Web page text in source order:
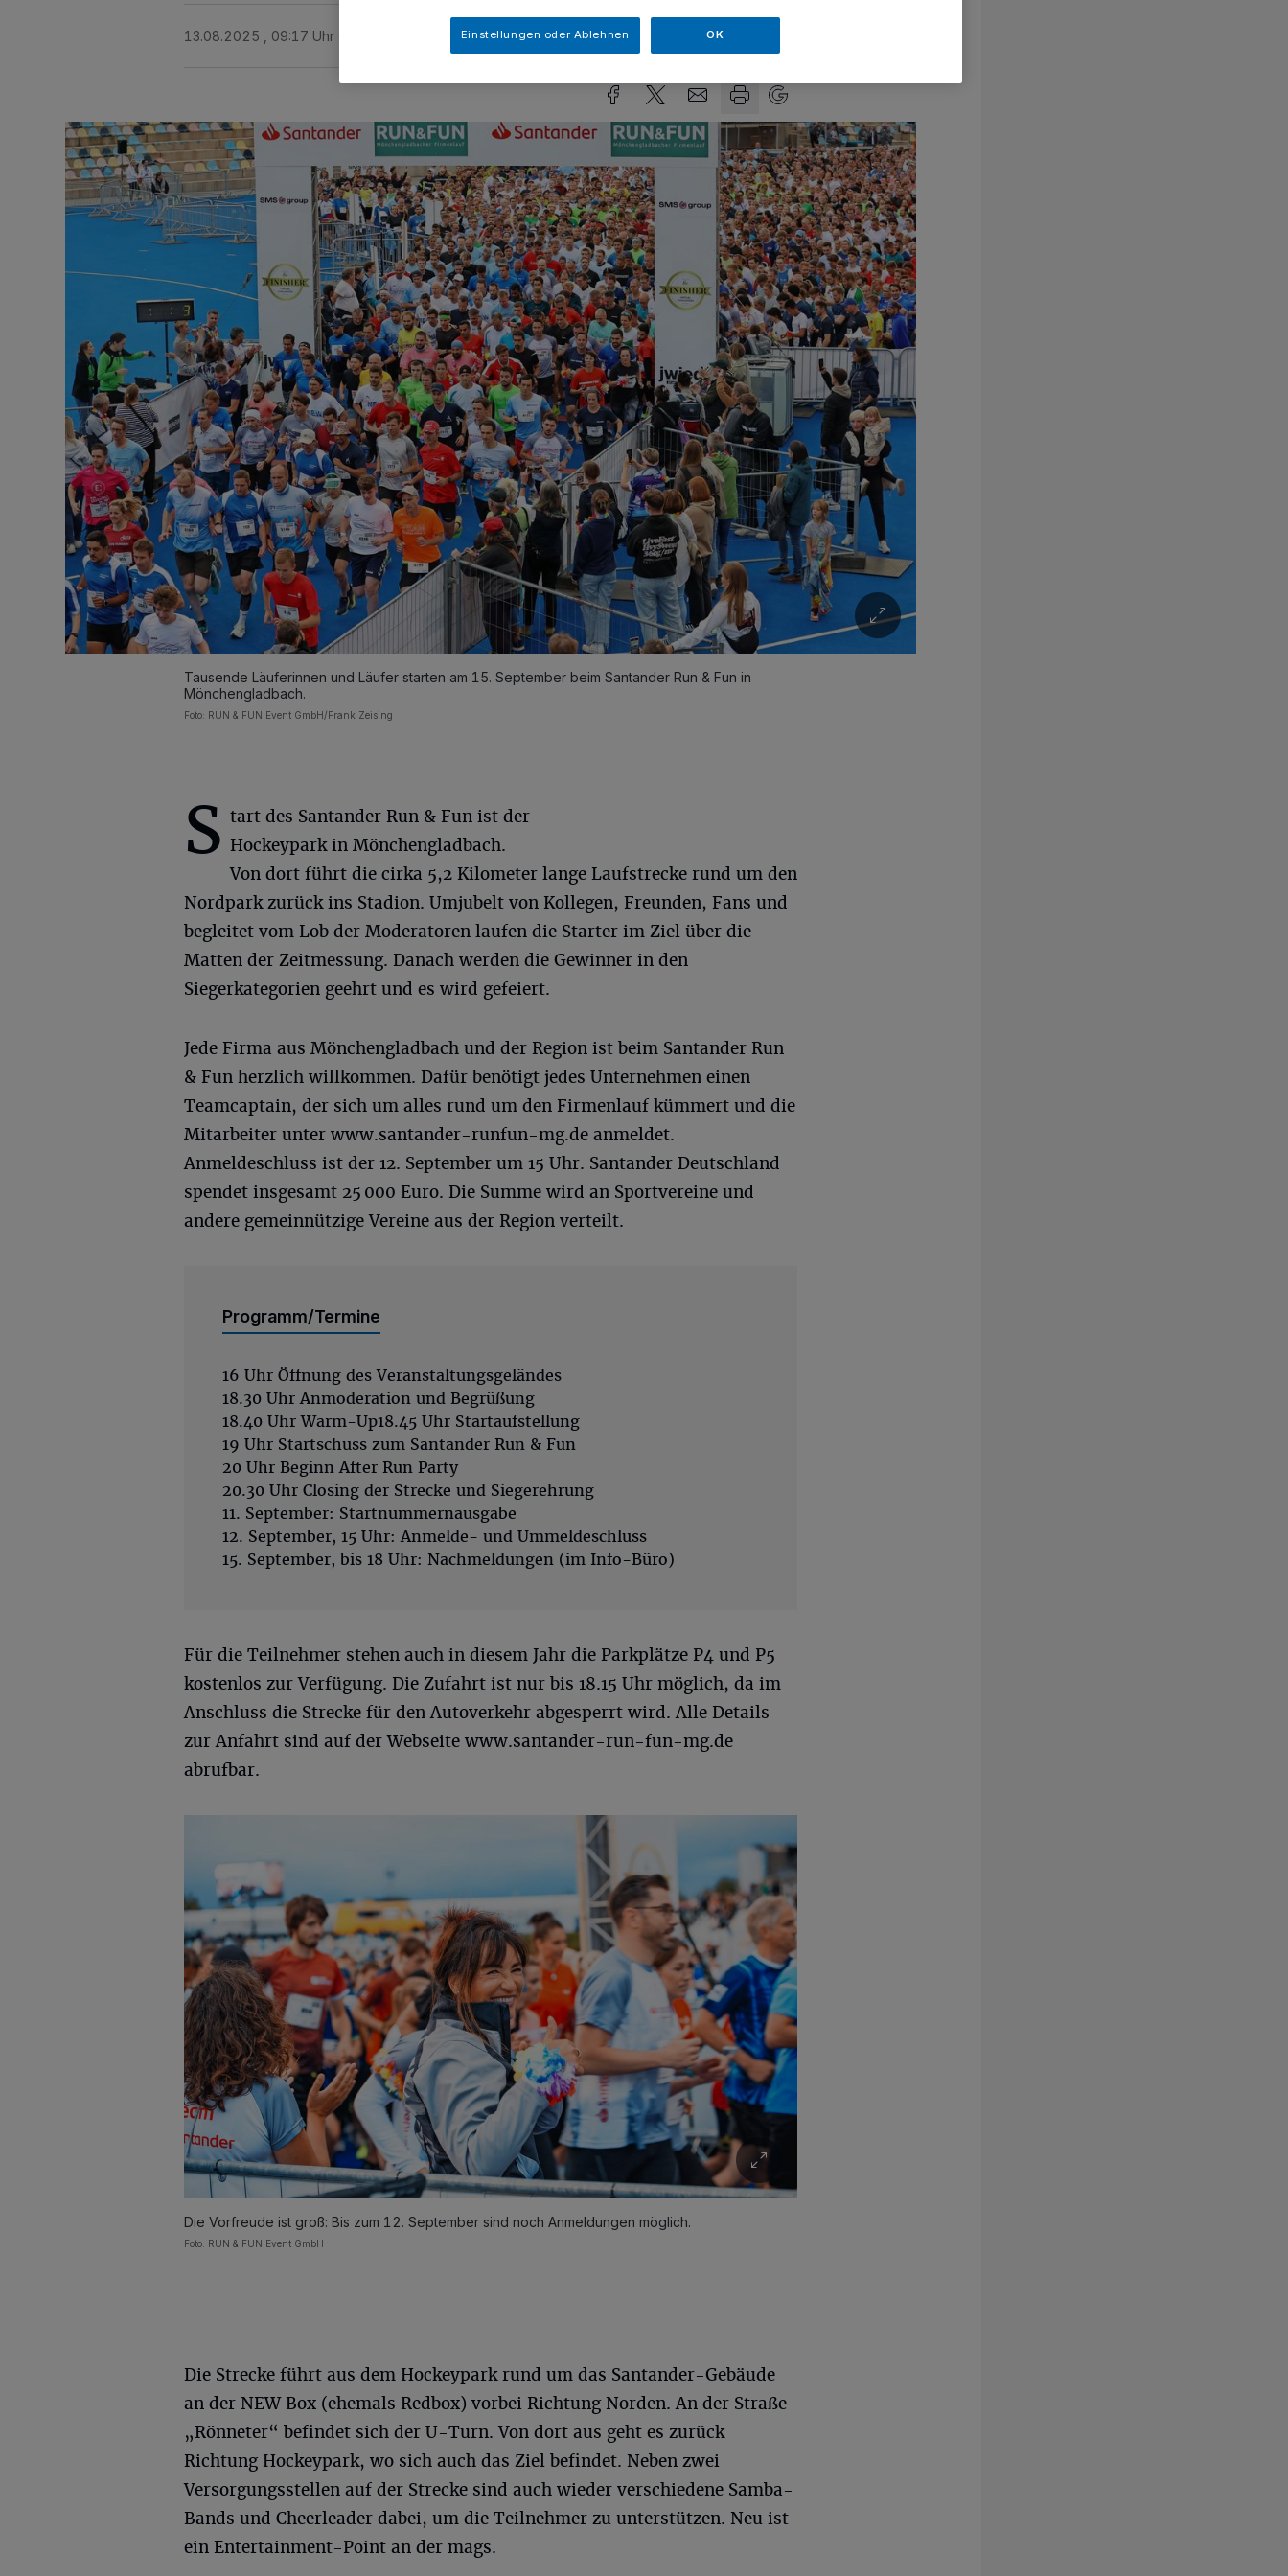
13.08.2025 , 09:17 Uhr 2 Minuten Lesezeit
Tausende Läuferinnen und Läufer starten am 15. September beim Santander Run & Fun in
Mönchengladbach.
Foto: RUN & FUN Event GmbH/Frank Zeising
S tart des Santander Run & Fun ist der
Hockeypark in Mönchengladbach.
Von dort führt die cirka 5,2 Kilometer lange Laufstrecke rund um den
Nordpark zurück ins Stadion. Umjubelt von Kollegen, Freunden, Fans und
begleitet vom Lob der Moderatoren laufen die Starter im Ziel über die
Matten der Zeitmessung. Danach werden die Gewinner in den
Siegerkategorien geehrt und es wird gefeiert.
Jede Firma aus Mönchengladbach und der Region ist beim Santander Run
& Fun herzlich willkommen. Dafür benötigt jedes Unternehmen einen
Teamcaptain, der sich um alles rund um den Firmenlauf kümmert und die
Mitarbeiter unter www.santander-runfun-mg.de anmeldet.
Anmeldeschluss ist der 12. September um 15 Uhr. Santander Deutschland
spendet insgesamt 25 000 Euro. Die Summe wird an Sportvereine und
andere gemeinnützige Vereine aus der Region verteilt.
Programm/Termine
16 Uhr Öffnung des Veranstaltungsgeländes
18.30 Uhr Anmoderation und Begrüßung
18.40 Uhr Warm-Up18.45 Uhr Startaufstellung
19 Uhr Startschuss zum Santander Run & Fun
20 Uhr Beginn After Run Party
20.30 Uhr Closing der Strecke und Siegerehrung
11. September: Startnummernausgabe
12. September, 15 Uhr: Anmelde- und Ummeldeschluss
15. September, bis 18 Uhr: Nachmeldungen (im Info-Büro)
Für die Teilnehmer stehen auch in diesem Jahr die Parkplätze P4 und P5
kostenlos zur Verfügung. Die Zufahrt ist nur bis 18.15 Uhr möglich, da im
Anschluss die Strecke für den Autoverkehr abgesperrt wird. Alle Details
zur Anfahrt sind auf der Webseite www.santander-run-fun-mg.de
abrufbar.
Die Vorfreude ist groß: Bis zum 12. September sind noch Anmeldungen möglich.
Foto: RUN & FUN Event GmbH
Die Strecke führt aus dem Hockeypark rund um das Santander-Gebäude
an der NEW Box (ehemals Redbox) vorbei Richtung Norden. An der Straße
„Rönneter“ befindet sich der U-Turn. Von dort aus geht es zurück
Richtung Hockeypark, wo sich auch das Ziel befindet. Neben zwei
Versorgungsstellen auf der Strecke sind auch wieder verschiedene Samba-
Bands und Cheerleader dabei, um die Teilnehmer zu unterstützen. Neu ist
ein Entertainment-Point an der mags.
Einstellungen oder Ablehnen OK